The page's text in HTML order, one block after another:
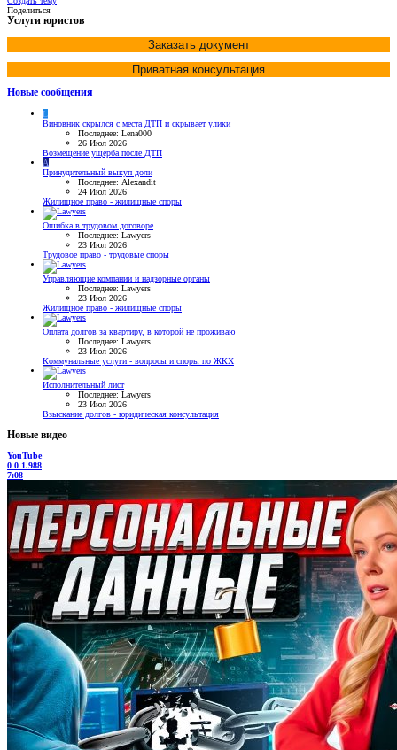
Поделиться
Услуги юристов
Заказать документ
Приватная консультация
Новые сообщения
L
Виновник скрылся с места ДТП и скрывает улики
Последнее: Lena000
26 Июл 2026
Возмещение ущерба после ДТП
A
Принудительный выкуп доли
Последнее: Alexandit
24 Июл 2026
Жилищное право - жилищные споры
Ошибка в трудовом договоре
Последнее: Lawyers
23 Июл 2026
Трудовое право - трудовые споры
Управляющие компании и надзорные органы
Последнее: Lawyers
23 Июл 2026
Жилищное право - жилищные споры
Оплата долгов за квартиру, в которой не проживаю
Последнее: Lawyers
23 Июл 2026
Коммунальные услуги - вопросы и споры по ЖКХ
Исполнительный лист
Последнее: Lawyers
23 Июл 2026
Взыскание долгов - юридическая консультация
Новые видео
YouTube
0 0 1.988
7:08